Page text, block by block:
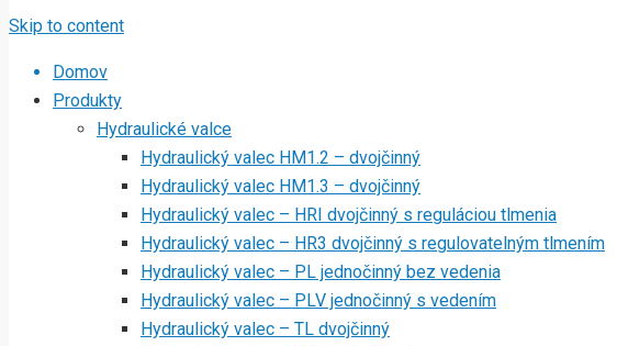
Skip to content
Domov
Produkty
Hydraulické valce
Hydraulický valec HM1.2 – dvojčinný
Hydraulický valec HM1.3 – dvojčinný
Hydraulický valec – HRI dvojčinný s reguláciou tlmenia
Hydraulický valec – HR3 dvojčinný s regulovatelným tlmením
Hydraulický valec – PL jednočinný bez vedenia
Hydraulický valec – PLV jednočinný s vedením
Hydraulický valec – TL dvojčinný